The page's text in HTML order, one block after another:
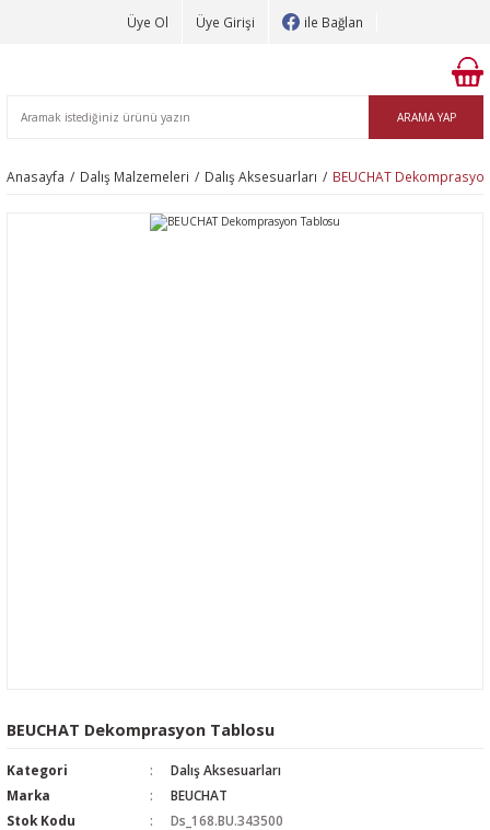
Üye Ol Üye Girişi ile Bağlan
ARAMA YAP
Anasayfa Dalış Malzemeleri Dalış Aksesuarları BEUCHAT
BEUCHAT Dekomprasyon Tablosu
Kategori
Dalış Aksesuarları
Marka
BEUCHAT
Stok Kodu
Ds_168.BU.343500